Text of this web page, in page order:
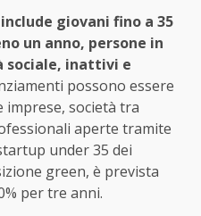
giovani fino a 35
un anno, persone in
sociale, inattivi e
possono essere
imprese, società tra
aperte tramite
under 35 dei
green, è prevista
per tre anni.